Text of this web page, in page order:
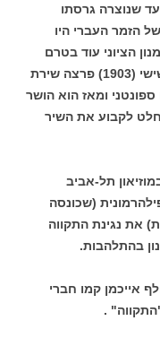
עד שנוצרה גרסתו
הזמר העברי היו
הציוני עוד בטרם
החליט על כך מישהו. בקונגרס הציוני השישי (1903) פרצה שירת
ומאז הוא הושר
לקבוע את השיר
הכרזת המדינה ב-14 במאי 1948 במוזיאון תל-אביב
(שכונסה
את נגינת התקווה
בהתלהבות.
אייכמן קמו חברי
.